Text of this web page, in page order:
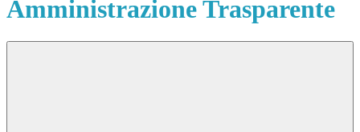
Amministrazione Trasparente